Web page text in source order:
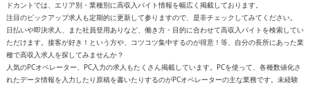
ドカントでは、エリア別・業種別に高収入バイト情報を幅広く掲載しております。
注目のピックアップ求人も定期的に更新して参りますので、是非チェックしてみてください。
日払いや即決求人、また社員登用ありなど、働き方・目的に合わせて高収入バイトを検索してい
ただけます。接客が好き！という方や、コツコツ集中するのが得意！等、自分の長所にあった業
種で高収入求人を探してみませんか？
人気のPCオペレーター、PC入力の求人もたくさん掲載しています。PCを使って、各種数値化さ
れたデータ情報を入力したり原稿を書いたりするのがPCオペレーターの主な業務です。未経験